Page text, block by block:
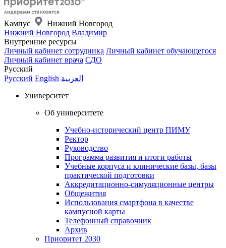
Кампус
Нижний Новгород
Нижний Новгород Владимир
Внутренние ресурсы
Личный кабинет сотрудника Личный кабинет обучающегося
Личный кабинет врача СДО
Русский
Русский English العربية
Университет
Об университете
Учебно-исторический центр ПИМУ
Ректор
Руководство
Программа развития и итоги работы
Учебные корпуса и клинические базы, базы
практической подготовки
Аккредитационно-симуляционные центры
Общежития
Использования смартфона в качестве
кампусной карты
Телефонный справочник
Архив
Приоритет 2030